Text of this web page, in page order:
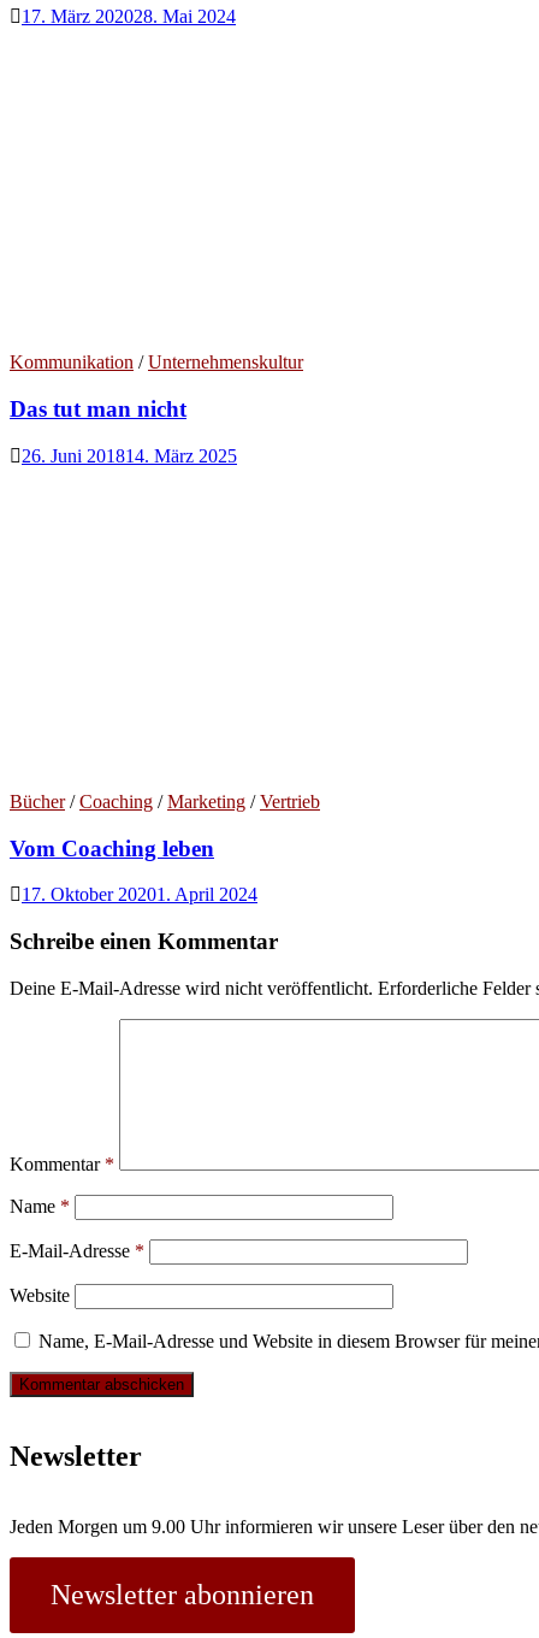
17. März 202028. Mai 2024
Kommunikation /Unternehmenskultur
Das tut man nicht
26. Juni 201814. März 2025
Bücher/Coaching /Marketing /Vertrieb
Vom Coaching leben
17. Oktober 20201. April 2024
Schreibe einen Kommentar
Deine E-Mail-Adresse wird nicht veröffentlicht. Erforderliche Felder
Kommentar *
Name *
E-Mail-Adresse *
Website
Name, E-Mail-Adresse und Website in diesem Browser für
Newsletter
Jeden Morgen um 9.00 Uhr informieren wir unsere Leser über den
Newsletter abonnieren